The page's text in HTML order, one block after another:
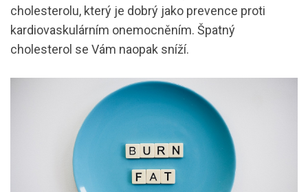
cholesterolu, který je dobrý jako prevence proti
kardiovaskulárním onemocněním. Špatný
cholesterol se Vám naopak sníží.